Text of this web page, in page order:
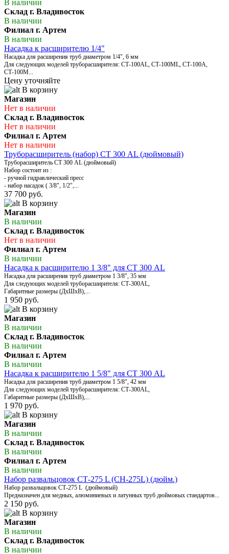
В наличии
Склад г. Владивосток
В наличии
Филиал г. Артем
В наличии
Насадка к расширителю 1/4"
Насадка для расширения труб диаметром 1/4", 6 мм
Для следующих моделей труборасширителя: СТ-100AL, СТ-100МL, СТ-100А,
СТ-100М...
Цену уточняйте
В корзину
Магазин
Нет в наличии
Склад г. Владивосток
Нет в наличии
Филиал г. Артем
Нет в наличии
Труборасширитель (набор) СТ 300 АL (дюймовый)
Труборасширитель СТ 300 АL (дюймовый)
Набор состоит из :
- ручной гидравлический пресс
- набор насадок ( 3/8", 1/2",...
37 700 руб.
В корзину
Магазин
В наличии
Склад г. Владивосток
Нет в наличии
Филиал г. Артем
В наличии
Насадка к расширителю 1 3/8" для СТ 300 АL
Насадка для расширения труб диаметром 1 3/8", 35 мм
Для следующих моделей труборасширителя: СТ-300AL,
Габаритные размеры (ДхШхВ),...
1 950 руб.
В корзину
Магазин
В наличии
Склад г. Владивосток
В наличии
Филиал г. Артем
В наличии
Насадка к расширителю 1 5/8" для СТ 300 АL
Насадка для расширения труб диаметром 1 5/8", 42 мм
Для следующих моделей труборасширителя: СТ-300AL,
Габаритные размеры (ДхШхВ),...
1 970 руб.
В корзину
Магазин
В наличии
Склад г. Владивосток
В наличии
Филиал г. Артем
В наличии
Набор развальцовок CТ-275 L (CН-275L) (дюйм.)
Набор развальцовок CТ-275 L (дюймовый)
Предназначен для медных, алюминиевых и латунных труб дюймовых стандартов...
2 150 руб.
В корзину
Магазин
В наличии
Склад г. Владивосток
В наличии